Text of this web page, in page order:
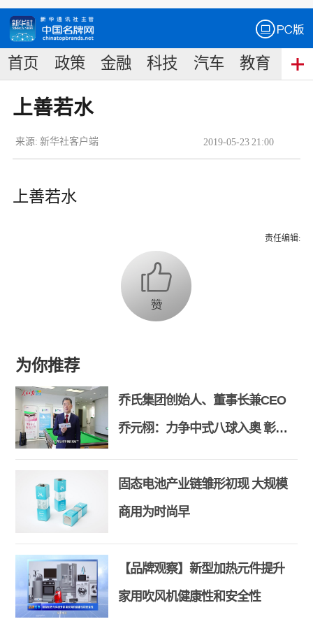
首页 政策 金融 科技 汽车 教育 食
上善若水
2019-05-23 21:00
来源: 新华社客户端
上善若水
责任编辑:
为你推荐
乔氏集团创始人、董事长兼CEO
乔元栩：力争中式八球入奥 彰显
和合共生精神
固态电池产业链雏形初现 大规模
商用为时尚早
【品牌观察】新型加热元件提升
家用吹风机健康性和安全性